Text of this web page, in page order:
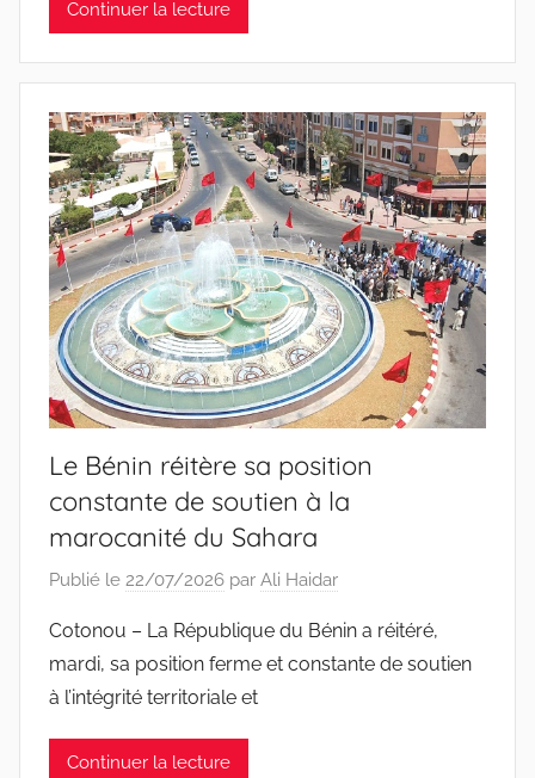
Continuer la lecture
Le Bénin réitère sa position
constante de soutien à la
marocanité du Sahara
Publié le 22/07/2026 par Ali Haidar
Cotonou – La République du Bénin a réitéré,
mardi, sa position ferme et constante de soutien
à l’intégrité territoriale et
Continuer la lecture